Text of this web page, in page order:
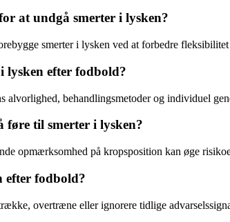
at undgå smerter i lysken?
smerter i lysken ved at forbedre
lysken efter fodbold?
behandlingsmetoder og individuel
til smerter i lysken?
opmærksomhed på kropsposition kan øge
efter fodbold?
overtræne eller ignorere tidlige